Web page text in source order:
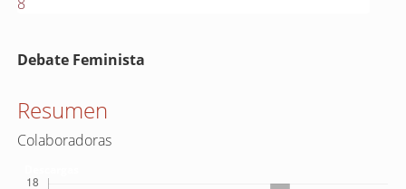
Contenido
del
artículo
Debate Feminista
Resumen
Colaboradoras